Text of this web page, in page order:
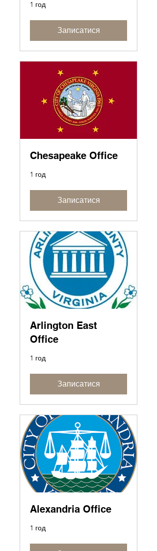
1 год
Записатися
Chesapeake Office
1 год
Записатися
Arlington East
Office
1 год
Записатися
Alexandria Office
1 год